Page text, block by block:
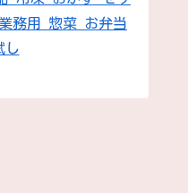
務用 惣菜 お弁当
し